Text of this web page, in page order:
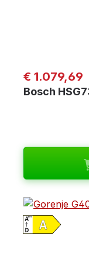
Regulärer
€ 1.079,69
Bosch